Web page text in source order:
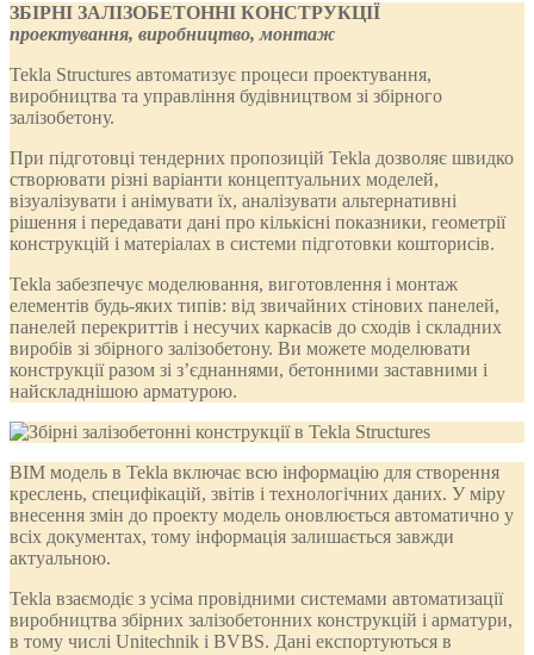
ЗБІРНІ ЗАЛІЗОБЕТОННІ КОНСТРУКЦІЇ
проектування, виробництво, монтаж
Tekla Structures автоматизує процеси проектування,
виробництва та управління будівництвом зі збірного
залізобетону.
При підготовці тендерних пропозицій Tekla дозволяє швидко
створювати різні варіанти концептуальних моделей,
візуалізувати і анімувати їх, аналізувати альтернативні
рішення і передавати дані про кількісні показники, геометрії
конструкцій і матеріалах в системи підготовки кошторисів.
Tekla забезпечує моделювання, виготовлення і монтаж
елементів будь-яких типів: від звичайних стінових панелей,
панелей перекриттів і несучих каркасів до сходів і складних
виробів зі збірного залізобетону. Ви можете моделювати
конструкції разом зі з’єднаннями, бетонними заставними і
найскладнішою арматурою.
BIM модель в Tekla включає всю інформацію для створення
креслень, специфікацій, звітів і технологічних даних. У міру
внесення змін до проекту модель оновлюється автоматично у
всіх документах, тому інформація залишається завжди
актуальною.
Tekla взаємодіє з усіма провідними системами автоматизації
виробництва збірних залізобетонних конструкцій і арматури,
в тому числі Unitechnik і BVBS. Дані експортуються в